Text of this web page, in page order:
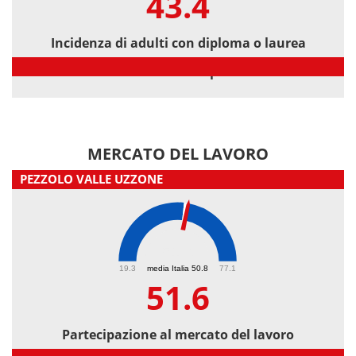
Incidenza di adulti con diploma o laurea
MERCATO DEL LAVORO
PEZZOLO VALLE UZZONE
media Italia 50.8
19.3 77.1
51.6
Partecipazione al mercato del lavoro